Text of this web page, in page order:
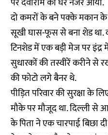
दो कमरों के बने पक्के मकान
सूखी घास-फूस से बना शेड था.
टिनशेड में एक बड़ी मेज पर
सुधारकों की तस्वीरें करीने से
की फोटो लगे बैनर थे.
पीड़ित परिवार की सुरक्षा के
मौके पर मौजूद था. दिल्ली से
के पिता ने एक चारपाई बिछा